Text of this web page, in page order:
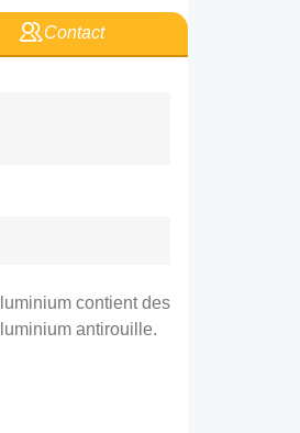
Contact
contient des
antirouille.